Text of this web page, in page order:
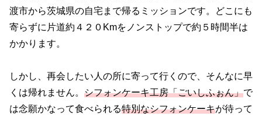
渡市から茨城県の自宅まで帰るミッションです。どこにも
寄らずに片道約４２０Kmをノンストップで約５時間半は
かかります。
しかし、再会したい人の所に寄って行くので、そんなに早
くは帰れません。 シフォンケーキ工房「ごいしふぉん」で
は念願かなって食べられる特別なシフォンケーキが待って